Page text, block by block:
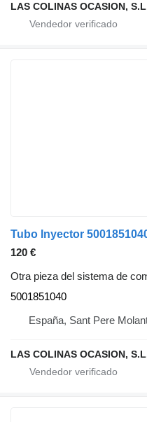
LAS COLINAS OCASION,
120 €
Otra pieza del sistema de
5001851040
España, Sant Pere
LAS COLINAS OCASION,